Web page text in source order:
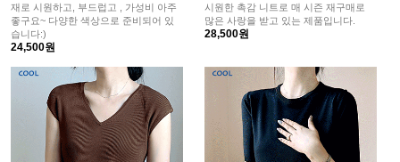
재로 시원하고, 부드럽고 , 가성비 아주
좋구요~ 다양한 색상으로 준비되어 있
습니다:)
24,500원
시원한 촉감 니트로 매 시즌 재구매로
많은 사랑을 받고 있는 제품입니다.
28,500원